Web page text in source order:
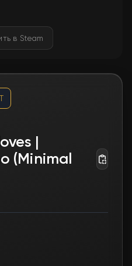
в Steam
|
(Minimal